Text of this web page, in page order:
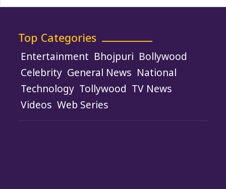
Top Categories
Entertainment Bhojpuri Bollywood
Celebrity General News National
Technology Tollywood TV News
Videos Web Series